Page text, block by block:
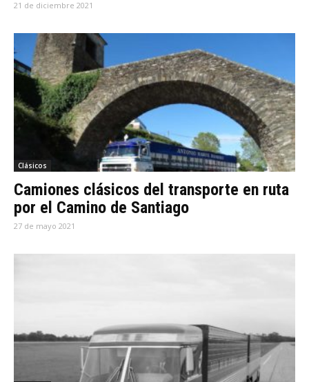
21 de diciembre 2021
Clásicos
Camiones clásicos del transporte en ruta
por el Camino de Santiago
27 de mayo 2021